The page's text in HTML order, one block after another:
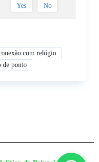
Yes No
com relógio
de ponto